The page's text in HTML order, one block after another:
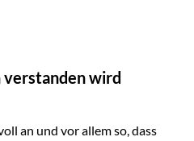
Ende 2024, veröffentlicht
wird
an und vor allem so, dass